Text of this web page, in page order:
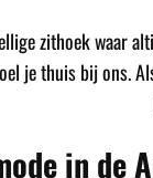
zithoek waar
je thuis bij ons.
in de